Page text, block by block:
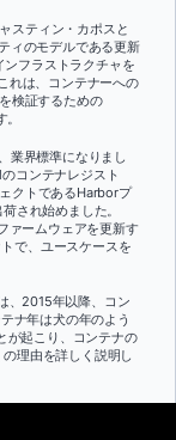
スティン・カポスと
ィのモデルである更新
フラストラクチャを
れは、コンテナーへの
検証するための
業界標準になりまし
コンテナレジスト
クトであるHarborプ
され始めました。
ァームウェアを更新す
で、ユースケースを
、2015年以降、コン
ナ年は犬の年のよう
が起こり、コンテナの
理由を詳しく説明し